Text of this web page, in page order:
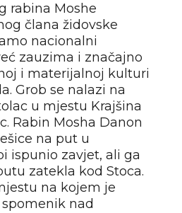
rabina Moshe
člana židovske
nacionalni
zauzima i značajno
i materijalnoj kulturi
Grob se nalazi na
u mjestu Krajšina
Rabin Mosha Danon
na put u
ispunio zavjet, ali ga
zatekla kod Stoca.
na kojem je
nad